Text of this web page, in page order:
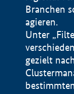
Branchen
agieren.
Unter
gezielt
Impressum
Datenschutzerklärung
BMWE, 2026 ©
100 km ©